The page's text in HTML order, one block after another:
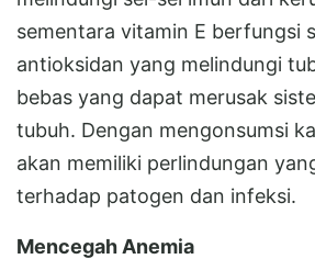
sementara vitamin E berfungsi
antioksidan yang melindungi
bebas yang dapat merusak
tubuh. Dengan mengonsumsi
akan memiliki perlindungan
terhadap patogen dan infeksi.
Mencegah Anemia